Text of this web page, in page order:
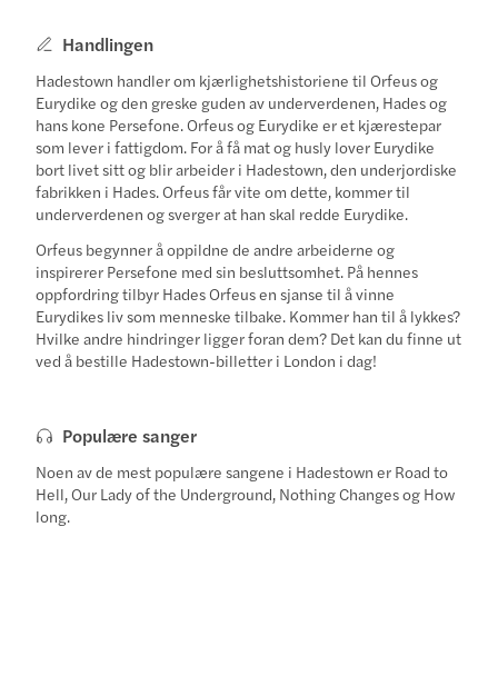
Handlingen
Hadestown handler om kjærlighetshistoriene til Orfeus og
Eurydike og den greske guden av underverdenen, Hades og
hans kone Persefone. Orfeus og Eurydike er et kjærestepar
som lever i fattigdom. For å få mat og husly lover Eurydike
bort livet sitt og blir arbeider i Hadestown, den underjordiske
fabrikken i Hades. Orfeus får vite om dette, kommer til
underverdenen og sverger at han skal redde Eurydike.
Orfeus begynner å oppildne de andre arbeiderne og
inspirerer Persefone med sin besluttsomhet. På hennes
oppfordring tilbyr Hades Orfeus en sjanse til å vinne
Eurydikes liv som menneske tilbake. Kommer han til å lykkes?
Hvilke andre hindringer ligger foran dem? Det kan du finne ut
ved å bestille Hadestown-billetter i London i dag!
Populære sanger
Noen av de mest populære sangene i Hadestown er Road to
Hell, Our Lady of the Underground, Nothing Changes og How
long.